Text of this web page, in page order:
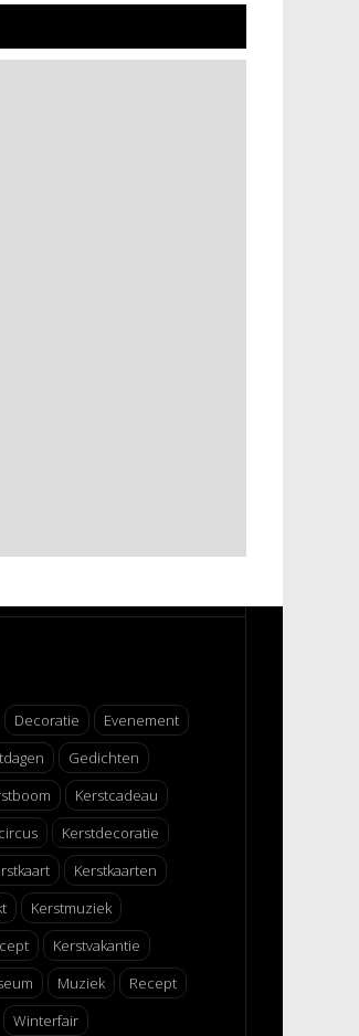
Decoratie
Evenement
Gedichten
Kerstcadeau
Kerstdecoratie
Kerstkaarten
Kerstmuziek
Kerstvakantie
Muziek
Recept
Winterfair